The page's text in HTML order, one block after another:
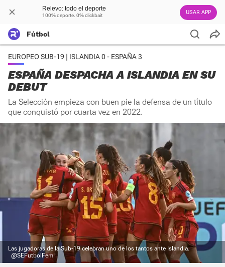
Relevo: todo el deporte
100% deporte. 0% clickbait USAR APP
Fútbol
EUROPEO SUB-19 | ISLANDIA 0 - ESPAÑA 3
ESPAÑA DESPACHA A ISLANDIA EN SU
DEBUT
La Selección empieza con buen pie la defensa de un título
que conquistó por cuarta vez en 2022.
Las jugadoras de la Sub-19 celebran uno de los tantos ante Islandia.
@SEFutbolFem